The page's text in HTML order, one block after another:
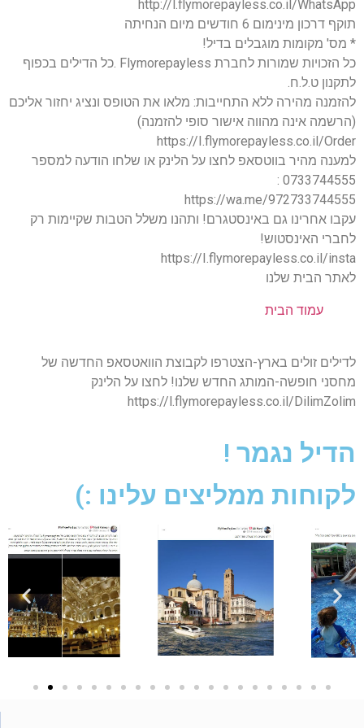
http://l.flymorepayless.co.il/WhatsApp
תוקף דרכון מינימום 6 חודשים מיום הנחיתה
* מס' מקומות מוגבלים בדיל!
כל הזכויות שמורות לחברת Flymorepayless .כל הדילים בכפוף
לתקנון ט.ל.ח.
להזמנה מהירה ללא התחייבות: מלאו את הטופס ונציג יחזור אליכם
(הרשמה אינה מהווה אישור סופי להזמנה)
https://I.flymorepayless.co.il/Order
למענה מהיר בווטסאפ לחצו על הלינק או שלחו הודעה למספר
0733744555 :
https://wa.me/972733744555
עקבו אחרינו גם באינסטגרם! ותהנו משלל הטבות שקיימות רק
לחברי האינסטוש!
https://I.flymorepayless.co.il/insta
לאתר הבית שלנו
עמוד הבית
לדילים זולים בארץ-הצטרפו לקבוצת הוואטסאפ החדשה של
מחסני חופשה-המותג החדש שלנו! לחצו על הלינק
https://l.flymorepayless.co.il/DilimZolim
הדיל נגמר !
לקוחות ממליצים עלינו :)